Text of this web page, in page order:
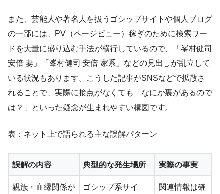
また、芸能人や著名人を扱うゴシップサイトや個人ブログ
の一部には、PV（ページビュー）稼ぎのために検索ワー
ドを大量に盛り込む手法が横行しているので、「峯村健司
安倍 妻」「峯村健司 安倍 家系」などの見出しが乱立して
いる状況もあります。こうした記事がSNSなどで拡散さ
れることで、実際に接点がなくても「なにか裏があるので
は？」といった疑念が生まれやすい構図です。
表：ネット上で語られる主な誤解パターン
誤解の内容 典型的な発生場所 実際の事実
親族・血縁関係が
ゴシップ系サイ
関連情報は確